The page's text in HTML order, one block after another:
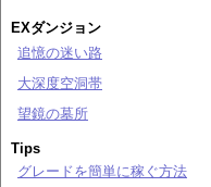
EXダンジョン
追憶の迷い路
大深度空洞帯
望鏡の墓所
Tips
グレードを簡単に稼ぐ方法